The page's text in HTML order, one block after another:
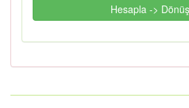
Hesapla ->